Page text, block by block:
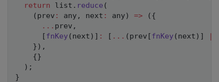
return list . reduce (
( prev : any, next : any) => ( {
... prev ,
[fnKey ( next ) ] : [ ... ( prev [fnKey ( next ) ]
||
} ) ,
{}
) ;
}